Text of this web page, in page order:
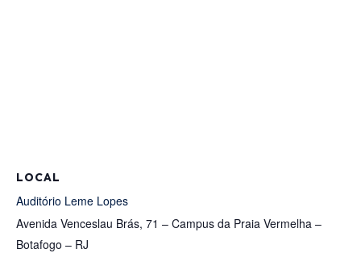
LOCAL
Auditório Leme Lopes
Avenida Venceslau Brás, 71 – Campus da Praia Vermelha –
Botafogo – RJ